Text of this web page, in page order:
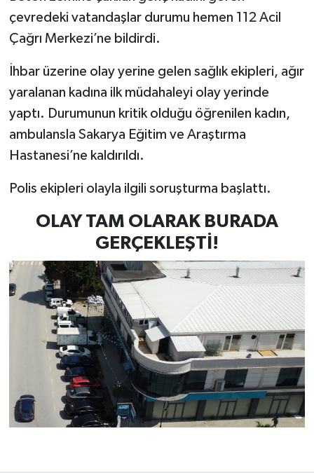
çevredeki vatandaşlar durumu hemen 112 Acil
Çağrı Merkezi’ne bildirdi.
İhbar üzerine olay yerine gelen sağlık ekipleri, ağır
yaralanan kadına ilk müdahaleyi olay yerinde
yaptı. Durumunun kritik olduğu öğrenilen kadın,
ambulansla Sakarya Eğitim ve Araştırma
Hastanesi’ne kaldırıldı.
Polis ekipleri olayla ilgili soruşturma başlattı.
OLAY TAM OLARAK BURADA
GERÇEKLEŞTİ!